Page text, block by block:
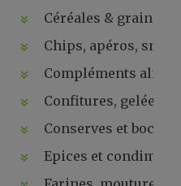
Céréales & graines
Chips, apéros,
Compléments
Confitures, gelées,
Conserves et bocaux
Epices et condiments